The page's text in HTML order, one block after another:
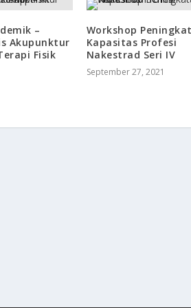
–
Akupunktur
Fisik
Workshop
Kapasitas Profesi
Nakestrad Seri IV
September 27, 2021